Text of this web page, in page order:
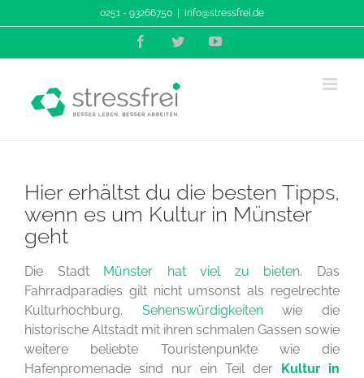
Inhalt
0251 - 93266750 info@stressfrei.de
FacebookTwitterYouTube
Hier erhältst du die besten Tipps,
wenn es um Kultur in Münster
geht
Die Stadt Münster hat viel zu bieten. Das
Fahrradparadies gilt nicht umsonst als regelrechte
Kulturhochburg. Sehenswürdigkeitenwie die
historische Altstadt mit ihren schmalen Gassen sowie
weitere beliebte Touristenpunkte wie die
Hafenpromenade sind nur ein Teil der Kultur in